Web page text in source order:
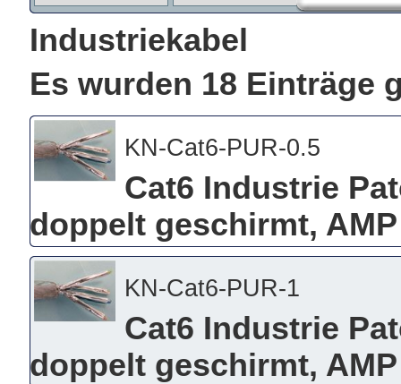
Industriekabel
Es wurden 18 Einträge
KN-Cat6-PUR-0.5
Cat6 Industrie
doppelt geschirmt,
KN-Cat6-PUR-1
Cat6 Industrie
doppelt geschirmt,